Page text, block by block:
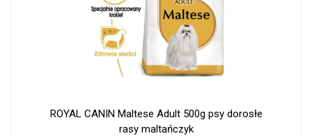
ROYAL CANIN Maltese Adult 500g psy dorosłe
rasy maltańczyk